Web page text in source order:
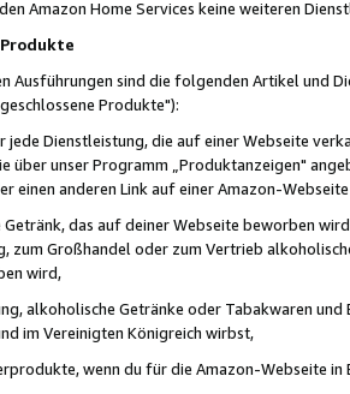
Amazon Home Services keine weiteren
Produkte
Ausführungen sind die folgenden Artikel und
Produkte"):
jede Dienstleistung, die auf einer Webseite
über unser Programm „Produktanzeigen"
einen anderen Link auf einer Amazon-
das auf deiner Webseite beworben
zum Großhandel oder zum Vertrieb
wird,
alkoholische Getränke oder Tabakwaren
im Vereinigten Königreich wirbst,
wenn du für die Amazon-Webseite in